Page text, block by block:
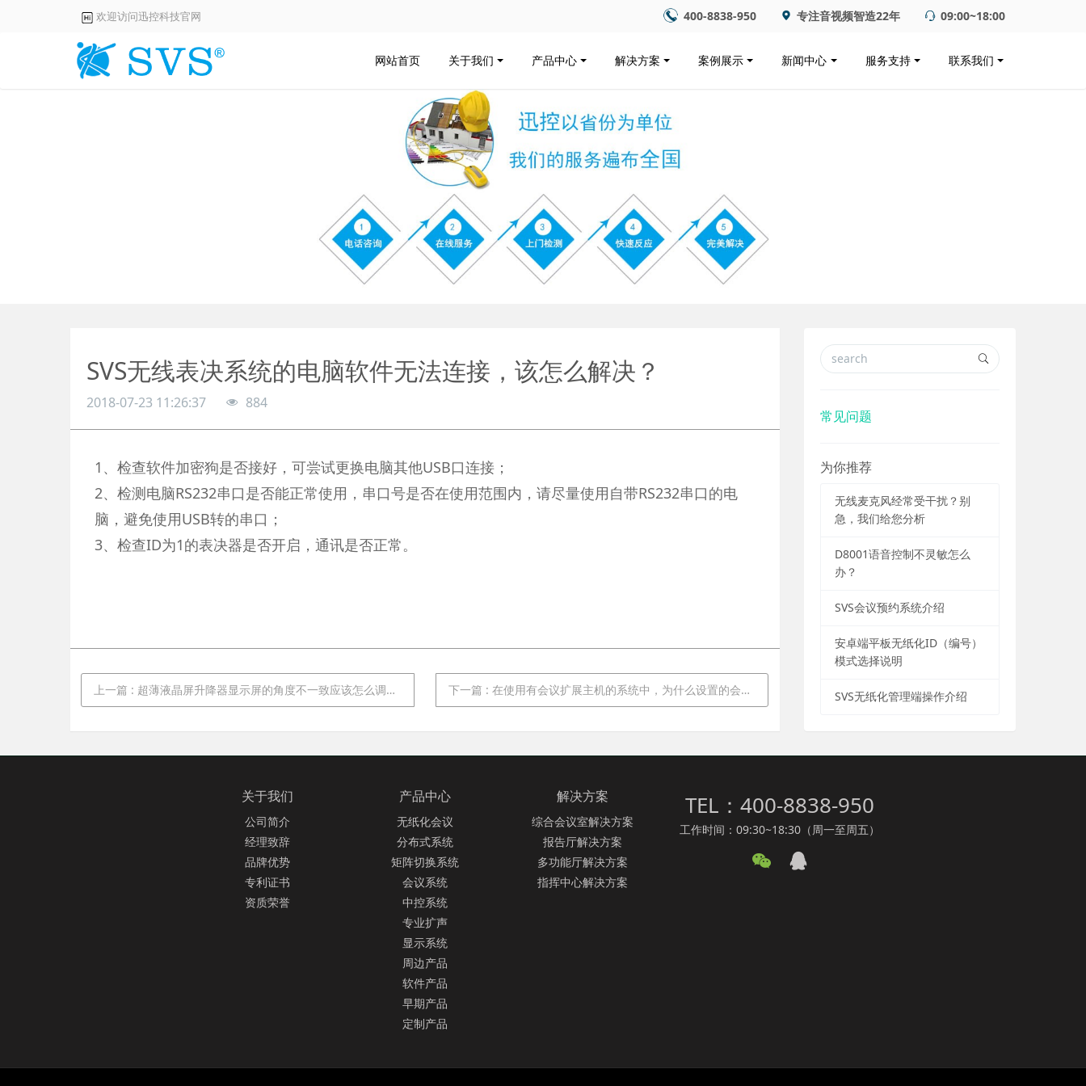
欢迎访问迅控科技官网 400-8838-950 专注音视频智造22年 09:00~18:00
网站首页 关于我们 产品中心 解决方案 案例展示 新闻中心 服务支持 联系我们
SVS无线表决系统的电脑软件无法连接，该怎么解决？
2018-07-23 11:26:37 884
1、检查软件加密狗是否接好，可尝试更换电脑其他USB口连接；
2、检测电脑RS232串口是否能正常使用，串口号是否在使用范围内，请尽量使用自带RS232串口的电
脑，避免使用USB转的串口；
3、检查ID为1的表决器是否开启，通讯是否正常。
上一篇 : 超薄液晶屏升降器显示屏的角度不一致应该怎么调节？ 下一篇 : 在使用有会议扩展主机的系统中，为什么设置的会议模式无法生效？
常见问题
为你推荐
无线麦克风经常受干扰？别
急，我们给您分析
D8001语音控制不灵敏怎么
办？
SVS会议预约系统介绍
安卓端平板无纸化ID（编号）
模式选择说明
SVS无纸化管理端操作介绍
关于我们
公司简介
经理致辞
品牌优势
专利证书
资质荣誉
产品中心
无纸化会议
分布式系统
矩阵切换系统
会议系统
中控系统
专业扩声
显示系统
周边产品
软件产品
早期产品
定制产品
解决方案
综合会议室解决方案
报告厅解决方案
多功能厅解决方案
指挥中心解决方案
TEL：400-8838-950
工作时间：09:30~18:30（周一至周五）